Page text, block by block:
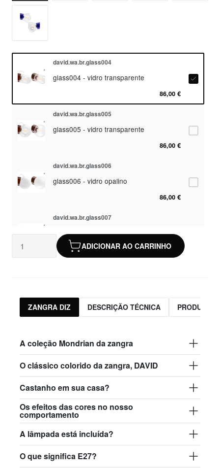
david.wa.br.glass004
glass004 - vidro transparente
86,00 €
david.wa.br.glass005
glass005 - vidro transparente
86,00 €
david.wa.br.glass006
glass006 - vidro opalino
86,00 €
david.wa.br.glass007
glass007 - vidro fosco
82,50 €
82,50 €
86,00 €
glass013 - plástico opalino
david.wa.br.glass017
glass017 - vidro opalino
ADICIONAR AO CARRINHO
ZANGRA DIZ DESCRIÇÃO TÉCNICA PRODUTOS
A coleção Mondrian da zangra
O clássico colorido da zangra, DAVID
Castanho em sua casa?
Os efeitos das cores no nosso
comportamento
A lâmpada está incluída?
O que significa E27?